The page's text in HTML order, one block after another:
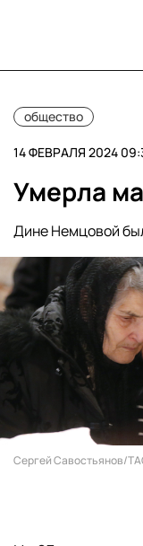
общество
14 ФЕВРАЛЯ 2024
Умерла
Дине Немцовой
Сергей Савостьянов/